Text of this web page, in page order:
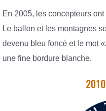
En 2005, les concepteurs
Le ballon et les montagnes
devenu bleu foncé et le mot
une fine bordure blanche.